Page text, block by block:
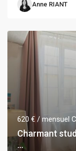
Anne RIANT
620 € / mensuel
Charmant
...